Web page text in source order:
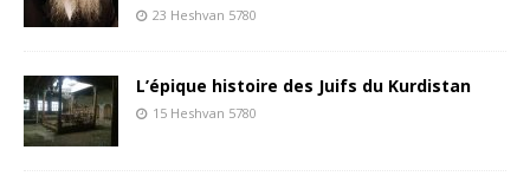
23 Heshvan 5780
L’épique histoire des Juifs du Kurdistan
15 Heshvan 5780